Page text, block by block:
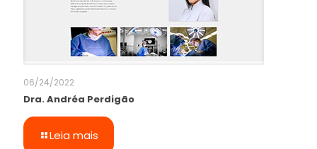
06/24/2022
Dra. Andréa Perdigão
Leia mais